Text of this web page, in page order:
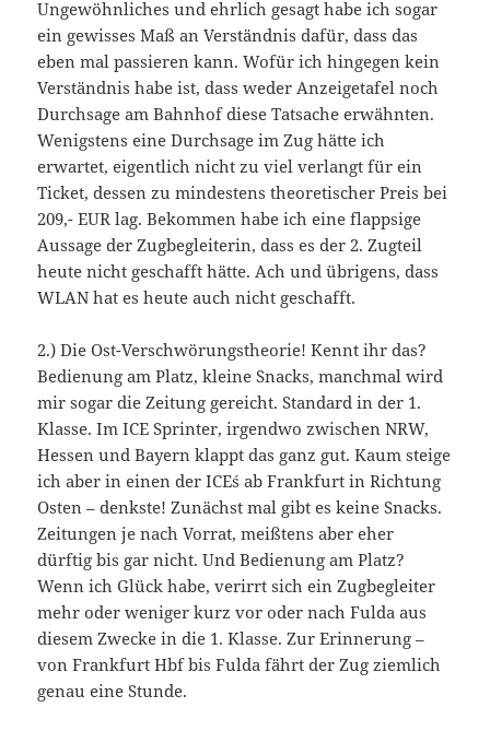
Ungewöhnliches und ehrlich gesagt habe ich sogar
ein gewisses Maß an Verständnis dafür, dass das
eben mal passieren kann. Wofür ich hingegen kein
Verständnis habe ist, dass weder Anzeigetafel noch
Durchsage am Bahnhof diese Tatsache erwähnten.
Wenigstens eine Durchsage im Zug hätte ich
erwartet, eigentlich nicht zu viel verlangt für ein
Ticket, dessen zu mindestens theoretischer Preis bei
209,- EUR lag. Bekommen habe ich eine flappsige
Aussage der Zugbegleiterin, dass es der 2. Zugteil
heute nicht geschafft hätte. Ach und übrigens, dass
WLAN hat es heute auch nicht geschafft.
2.) Die Ost-Verschwörungstheorie! Kennt ihr das?
Bedienung am Platz, kleine Snacks, manchmal wird
mir sogar die Zeitung gereicht. Standard in der 1.
Klasse. Im ICE Sprinter, irgendwo zwischen NRW,
Hessen und Bayern klappt das ganz gut. Kaum steige
ich aber in einen der ICE´s ab Frankfurt in Richtung
Osten – denkste! Zunächst mal gibt es keine Snacks.
Zeitungen je nach Vorrat, meißtens aber eher
dürftig bis gar nicht. Und Bedienung am Platz?
Wenn ich Glück habe, verirrt sich ein Zugbegleiter
mehr oder weniger kurz vor oder nach Fulda aus
diesem Zwecke in die 1. Klasse. Zur Erinnerung –
von Frankfurt Hbf bis Fulda fährt der Zug ziemlich
genau eine Stunde.